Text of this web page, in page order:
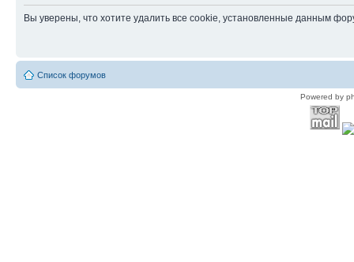
Вы уверены, что хотите удалить все cookie, установленные данным
Список форумов
Powered by